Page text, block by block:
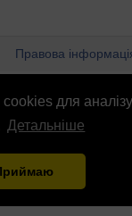
для аналізу
Детальніше
Правова